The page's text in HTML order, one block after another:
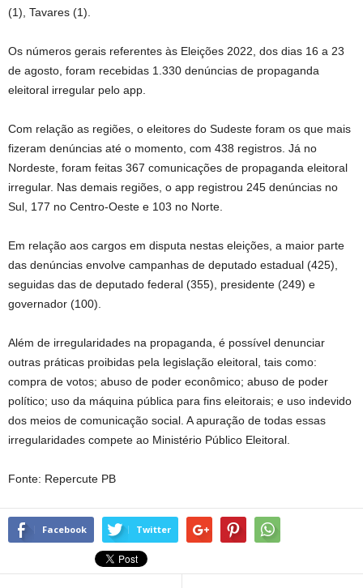
(1), Tavares (1).
Os números gerais referentes às Eleições 2022, dos dias 16 a 23
de agosto, foram recebidas 1.330 denúncias de propaganda
eleitoral irregular pelo app.
Com relação as regiões, o eleitores do Sudeste foram os que mais
fizeram denúncias até o momento, com 438 registros. Já no
Nordeste, foram feitas 367 comunicações de propaganda eleitoral
irregular. Nas demais regiões, o app registrou 245 denúncias no
Sul, 177 no Centro-Oeste e 103 no Norte.
Em relação aos cargos em disputa nestas eleições, a maior parte
das denúncias envolve campanhas de deputado estadual (425),
seguidas das de deputado federal (355), presidente (249) e
governador (100).
Além de irregularidades na propaganda, é possível denunciar
outras práticas proibidas pela legislação eleitoral, tais como:
compra de votos; abuso de poder econômico; abuso de poder
político; uso da máquina pública para fins eleitorais; e uso indevido
dos meios de comunicação social. A apuração de todas essas
irregularidades compete ao Ministério Público Eleitoral.
Fonte: Repercute PB
Facebook Twitter